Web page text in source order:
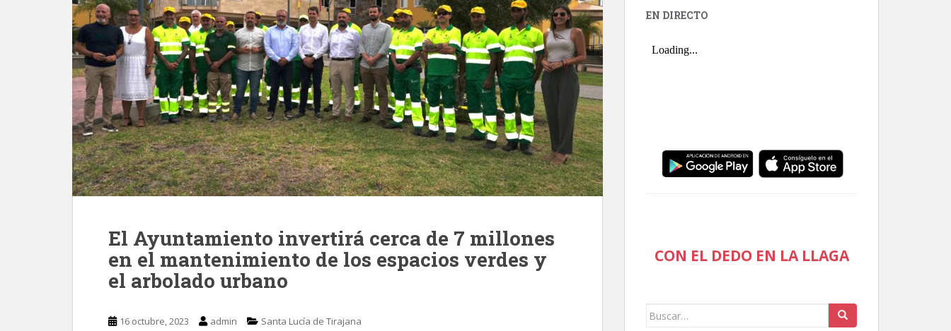
El Ayuntamiento invertirá cerca de 7 millones
en el mantenimiento de los espacios verdes y
el arbolado urbano
16 octubre, 2023 admin Santa Lucía de Tirajana
EN DIRECTO
CON EL DEDO EN LA LLAGA
Buscar: